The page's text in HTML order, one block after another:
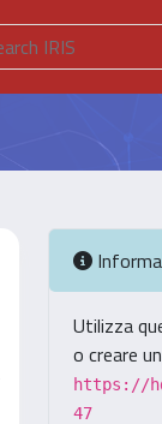
Utilizza
o creare
https://
47